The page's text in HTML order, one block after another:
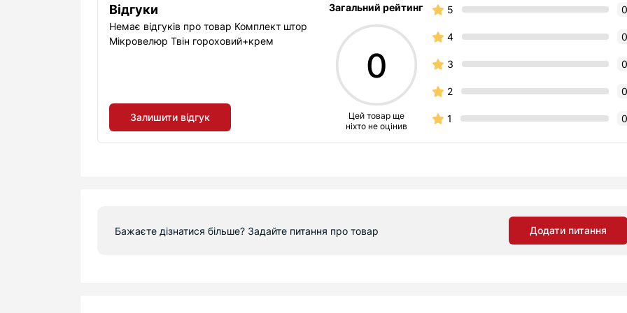
Відгуки
Немає відгуків про товар Комплект штор
Мікровелюр Твін гороховий+крем
Залишити відгук
Загальний рейтинг
0
Цей товар ще
ніхто не оцінив
5 0
4 0
3 0
2 0
1 0
Бажаєте дізнатися більше? Задайте питання про товар Додати питання